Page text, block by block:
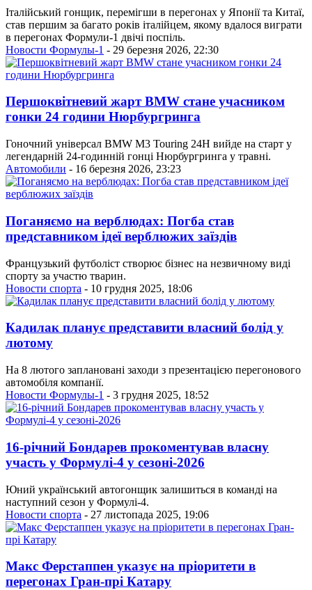
Італійський гонщик, перемігши в перегонах у Японії та Китаї,
став першим за багато років італійцем, якому вдалося виграти
в перегонах Формули-1 двічі поспіль.
Новости Формулы-1 - 29 березня 2026, 22:30
Першоквітневий жарт BMW стане учасником
гонки 24 години Нюрбургринга
Гоночний універсал BMW M3 Touring 24H вийде на старт у
легендарній 24-годинній гонці Нюрбургринга у травні.
Автомобили - 16 березня 2026, 23:23
Поганяємо на верблюдах: Погба став
представником ідеї верблюжих заїздів
Французький футболіст створює бізнес на незвичному виді
спорту за участю тварин.
Новости спорта - 10 грудня 2025, 18:06
Кадилак планує представити власний болід у
лютому
На 8 лютого заплановані заходи з презентацією перегонового
автомобіля компанії.
Новости Формулы-1 - 3 грудня 2025, 18:52
16-річний Бондарев прокоментував власну
участь у Формулі-4 у сезоні-2026
Юний український автогонщик залишиться в команді на
наступний сезон у Формулі-4.
Новости спорта - 27 листопада 2025, 19:06
Макс Ферстаппен указує на пріоритети в
перегонах Гран-прі Катару